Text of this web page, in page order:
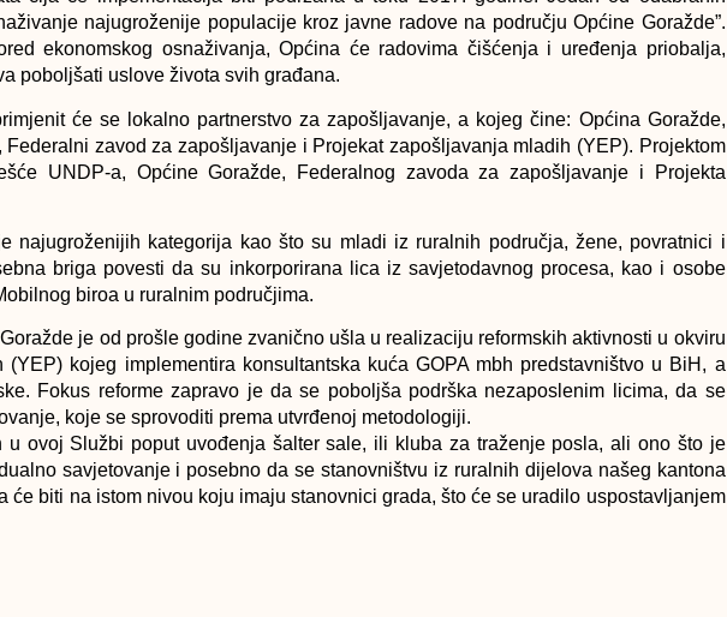
najugroženije populacije kroz javne radove na području Općine Goražde”.
ekonomskog osnaživanja, Općina će radovima čišćenja i uređenja priobalja,
poboljšati uslove života svih građana.
će se lokalno partnerstvo za zapošljavanje, a kojeg čine: Općina Goražde,
zavod za zapošljavanje i Projekat zapošljavanja mladih (YEP). Projektom
UNDP-a, Općine Goražde, Federalnog zavoda za zapošljavanje i Projekta
najugroženijih kategorija kao što su mladi iz ruralnih područja, žene, povratnici i
briga povesti da su inkorporirana lica iz savjetodavnog procesa, kao i osobe
biroa u ruralnim područjima.
je od prošle godine zvanično ušla u realizaciju reformskih aktivnosti u okviru
(YEP) kojeg implementira konsultantska kuća GOPA mbh predstavništvo u BiH, a
Fokus reforme zapravo je da se poboljša podrška nezaposlenim licima, da se
koje se sprovoditi prema utvrđenoj metodologiji.
ovoj Službi poput uvođenja šalter sale, ili kluba za traženje posla, ali ono što je
savjetovanje i posebno da se stanovništvu iz ruralnih dijelova našeg kantona
će biti na istom nivou koju imaju stanovnici grada, što će se uradilo uspostavljanjem